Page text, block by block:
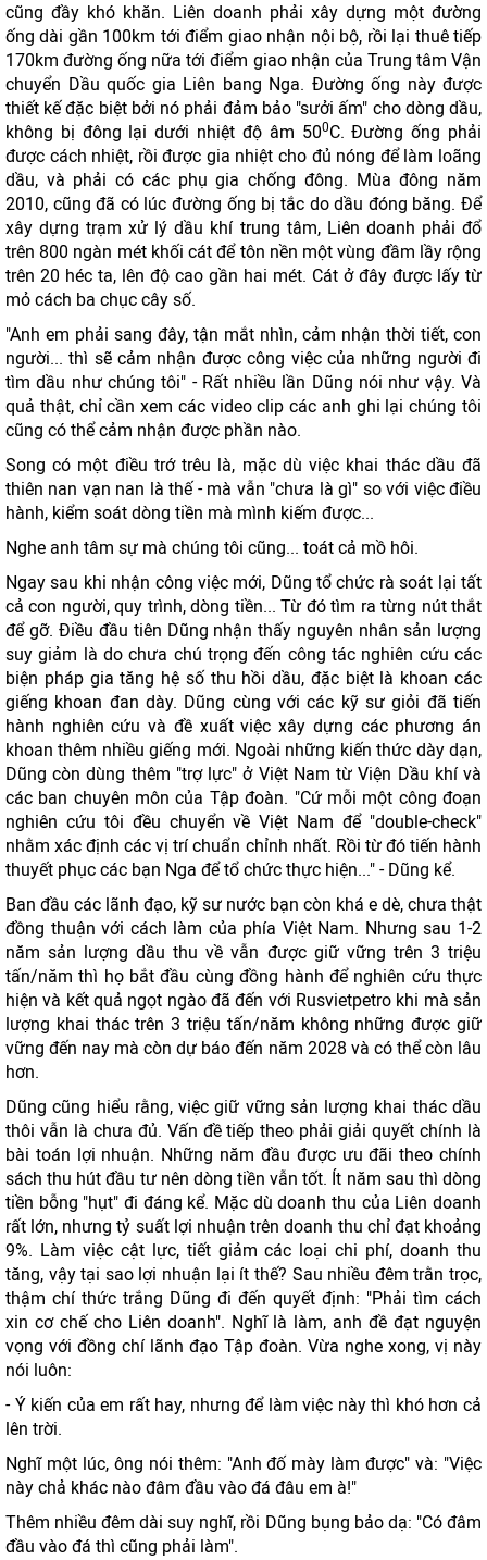
cũng đầy khó khăn. Liên doanh phải xây dựng một đường
ống dài gần 100km tới điểm giao nhận nội bộ, rồi lại thuê tiếp
170km đường ống nữa tới điểm giao nhận của Trung tâm Vận
chuyển Dầu quốc gia Liên bang Nga. Đường ống này được
thiết kế đặc biệt bởi nó phải đảm bảo "sưởi ấm" cho dòng dầu,
không bị đông lại dưới nhiệt độ âm 500C. Đường ống phải
được cách nhiệt, rồi được gia nhiệt cho đủ nóng để làm loãng
dầu, và phải có các phụ gia chống đông. Mùa đông năm
2010, cũng đã có lúc đường ống bị tắc do dầu đóng băng. Để
xây dựng trạm xử lý dầu khí trung tâm, Liên doanh phải đổ
trên 800 ngàn mét khối cát để tôn nền một vùng đầm lầy rộng
trên 20 héc ta, lên độ cao gần hai mét. Cát ở đây được lấy từ
mỏ cách ba chục cây số.
"Anh em phải sang đây, tận mắt nhìn, cảm nhận thời tiết, con
người... thì sẽ cảm nhận được công việc của những người đi
tìm dầu như chúng tôi" - Rất nhiều lần Dũng nói như vậy. Và
quả thật, chỉ cần xem các video clip các anh ghi lại chúng tôi
cũng có thể cảm nhận được phần nào.
Song có một điều trớ trêu là, mặc dù việc khai thác dầu đã
thiên nan vạn nan là thế - mà vẫn "chưa là gì" so với việc điều
hành, kiểm soát dòng tiền mà mình kiếm được...
Nghe anh tâm sự mà chúng tôi cũng... toát cả mồ hôi.
Ngay sau khi nhận công việc mới, Dũng tổ chức rà soát lại tất
cả con người, quy trình, dòng tiền... Từ đó tìm ra từng nút thắt
để gỡ. Điều đầu tiên Dũng nhận thấy nguyên nhân sản lượng
suy giảm là do chưa chú trọng đến công tác nghiên cứu các
biện pháp gia tăng hệ số thu hồi dầu, đặc biệt là khoan các
giếng khoan đan dày. Dũng cùng với các kỹ sư giỏi đã tiến
hành nghiên cứu và đề xuất việc xây dựng các phương án
khoan thêm nhiều giếng mới. Ngoài những kiến thức dày dạn,
Dũng còn dùng thêm "trợ lực" ở Việt Nam từ Viện Dầu khí và
các ban chuyên môn của Tập đoàn. "Cứ mỗi một công đoạn
nghiên cứu tôi đều chuyển về Việt Nam để "double-check"
nhằm xác định các vị trí chuẩn chỉnh nhất. Rồi từ đó tiến hành
thuyết phục các bạn Nga để tổ chức thực hiện..." - Dũng kể.
Ban đầu các lãnh đạo, kỹ sư nước bạn còn khá e dè, chưa thật
đồng thuận với cách làm của phía Việt Nam. Nhưng sau 1-2
năm sản lượng dầu thu về vẫn được giữ vững trên 3 triệu
tấn/năm thì họ bắt đầu cùng đồng hành để nghiên cứu thực
hiện và kết quả ngọt ngào đã đến với Rusvietpetro khi mà sản
lượng khai thác trên 3 triệu tấn/năm không những được giữ
vững đến nay mà còn dự báo đến năm 2028 và có thể còn lâu
hơn.
Dũng cũng hiểu rằng, việc giữ vững sản lượng khai thác dầu
thôi vẫn là chưa đủ. Vấn đề tiếp theo phải giải quyết chính là
bài toán lợi nhuận. Những năm đầu được ưu đãi theo chính
sách thu hút đầu tư nên dòng tiền vẫn tốt. Ít năm sau thì dòng
tiền bỗng "hụt" đi đáng kể. Mặc dù doanh thu của Liên doanh
rất lớn, nhưng tỷ suất lợi nhuận trên doanh thu chỉ đạt khoảng
9%. Làm việc cật lực, tiết giảm các loại chi phí, doanh thu
tăng, vậy tại sao lợi nhuận lại ít thế? Sau nhiều đêm trằn trọc,
thậm chí thức trắng Dũng đi đến quyết định: "Phải tìm cách
xin cơ chế cho Liên doanh". Nghĩ là làm, anh đề đạt nguyện
vọng với đồng chí lãnh đạo Tập đoàn. Vừa nghe xong, vị này
nói luôn:
- Ý kiến của em rất hay, nhưng để làm việc này thì khó hơn cả
lên trời.
Nghĩ một lúc, ông nói thêm: "Anh đố mày làm được" và: "Việc
này chả khác nào đâm đầu vào đá đâu em à!"
Thêm nhiều đêm dài suy nghĩ, rồi Dũng bụng bảo dạ: "Có đâm
đầu vào đá thì cũng phải làm".